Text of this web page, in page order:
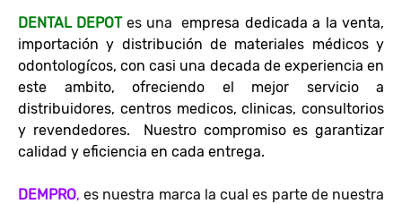
DENTAL DEPOT es una empresa dedicada a la venta,
importación y distribución de materiales médicos y
odontologícos, con casi una decada de experiencia en
este ambito, ofreciendo el mejor servicio a
distribuidores, centros medicos, clinicas, consultorios
y revendedores. Nuestro compromiso es garantizar
calidad y eficiencia en cada entrega.
DEMPRO, es nuestra marca la cual es parte de nuestra